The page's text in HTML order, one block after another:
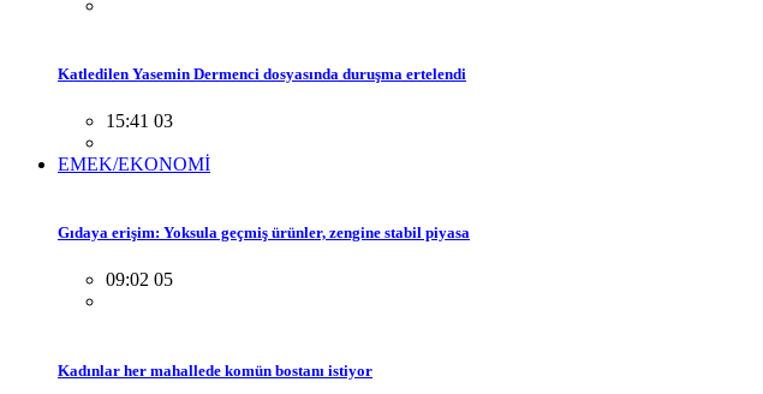
Katledilen Yasemin Dermenci dosyasında duruşma ertelendi
15:41 03
EMEK/EKONOMİ
Gıdaya erişim: Yoksula geçmiş ürünler, zengine stabil piyasa
09:02 05
Kadınlar her mahallede komün bostanı istiyor